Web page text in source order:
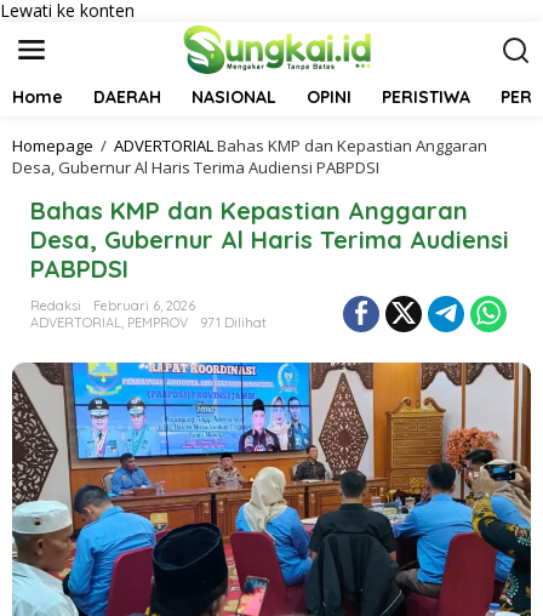
Lewati ke konten
Home DAERAH NASIONAL OPINI PERISTIWA
Homepage / ADVERTORIALBahas KMP dan Kepastian Anggaran
Desa, Gubernur Al Haris Terima Audiensi PABPDSI
Bahas KMP dan Kepastian Anggaran
Desa, Gubernur Al Haris Terima Audiensi
PABPDSI
Redaksi
Februari 6, 2026
ADVERTORIAL, PEMPROV 971 Dilihat